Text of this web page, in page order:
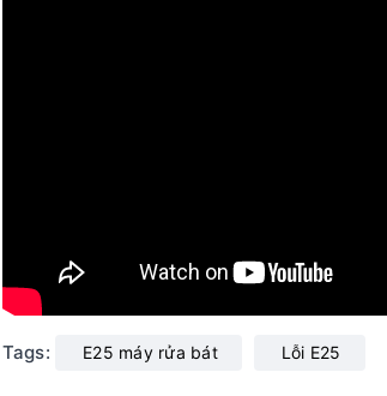
Tags: E25 máy rửa bát Lỗi E25